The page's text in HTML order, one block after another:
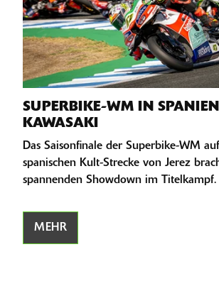
SUPERBIKE-WM IN
KAWASAKI
Das Saisonfinale der Superbike-WM
spanischen Kult-Strecke von Jerez
spannenden Showdown im
MEHR